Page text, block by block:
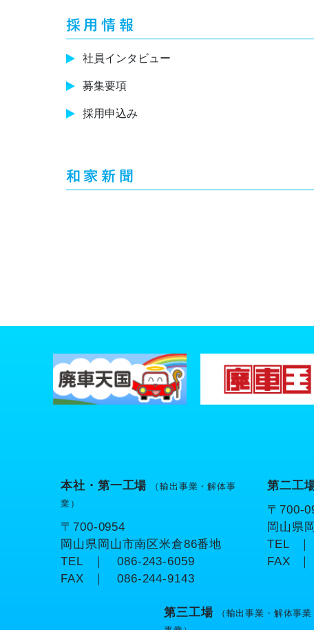
採用情報
社員インタビュー
募集要項
採用申込み
和家新聞
本社・第一工場
（輸出事業・解体事
業）
〒700-0954
岡山県岡山市南区米倉86番地
TEL
｜ 086-243-6059
FAX
｜ 086-244-9143
第二工
〒700-
岡山県
TEL
FAX
第三工場
（輸出事業・解体事